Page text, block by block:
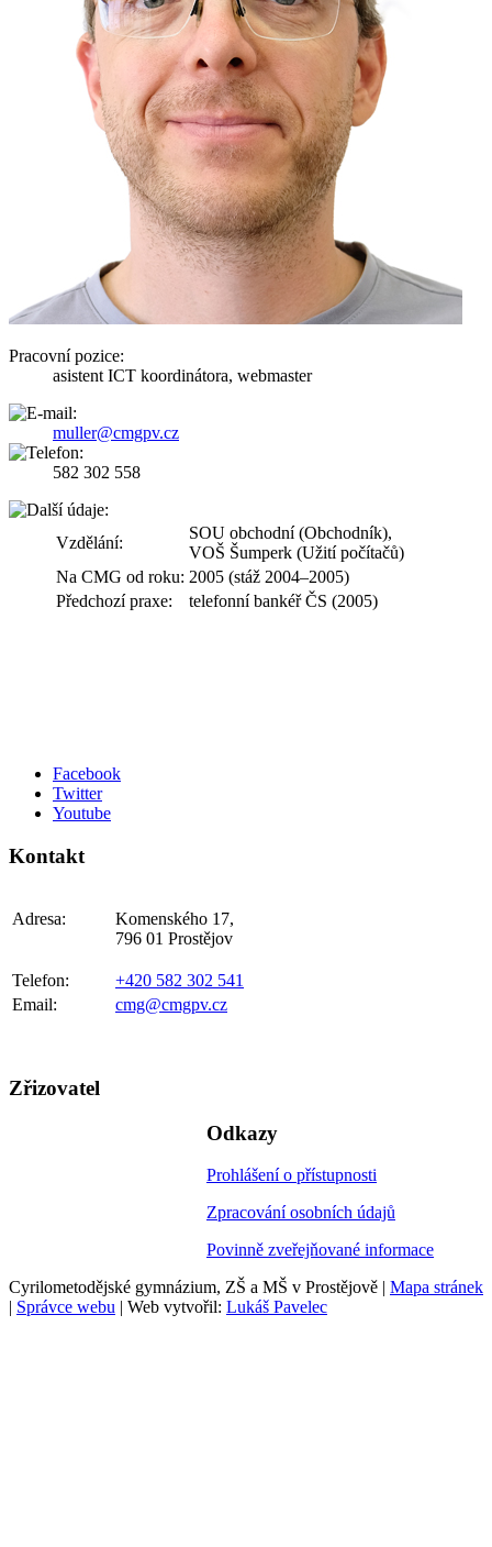
Pracovní pozice:
asistent ICT koordinátora, webmaster
muller@cmgpv.cz
582 302 558
Vzdělání:
SOU obchodní (Obchodník),
VOŠ Šumperk (Užití počítačů)
Na CMG od roku: 2005 (stáž 2004–2005)
Předchozí praxe:
telefonní bankéř ČS (2005)
Facebook
Twitter
Youtube
Kontakt
Adresa:
Komenského 17,
796 01 Prostějov
Telefon:
+420 582 302 541
Email:
cmg@cmgpv.cz
Zřizovatel
Odkazy
Prohlášení o přístupnosti
Zpracování osobních údajů
Povinně zveřejňované informace
Cyrilometodějské gymnázium, ZŠ a MŠ v Prostějově | Mapa stránek
| Správce webu | Web vytvořil: Lukáš Pavelec